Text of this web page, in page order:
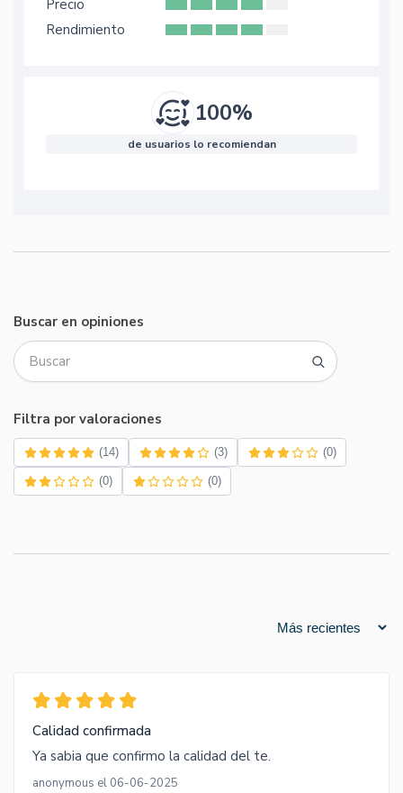
Precio
Rendimiento
100%
de usuarios lo recomiendan
Buscar en opiniones
Filtra por valoraciones
(14) (3) (0)
(0) (0)
Calidad confirmada
Ya sabia que confirmo la calidad del te.
anonymous el 06-06-2025